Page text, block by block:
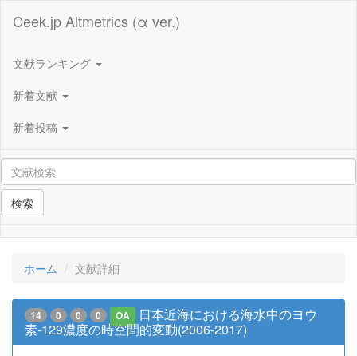
Ceek.jp Altmetrics (α ver.)
文献ランキング
新着文献
新着投稿
検索
ホーム 文献詳細
14 0 0 0 OA
日本近海における海水中のヨウ
素-129濃度の時空間的変動(2006-2017)